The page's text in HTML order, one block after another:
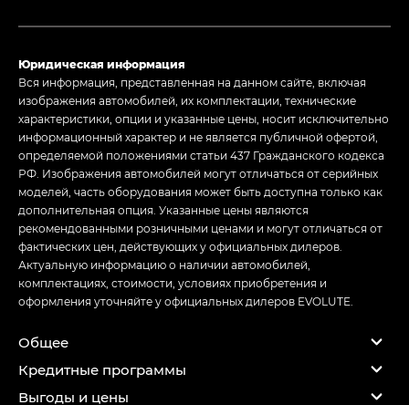
Юридическая информация
Вся информация, представленная на данном сайте, включая
изображения автомобилей, их комплектации, технические
характеристики, опции и указанные цены, носит исключительно
информационный характер и не является публичной офертой,
определяемой положениями статьи 437 Гражданского кодекса
РФ. Изображения автомобилей могут отличаться от серийных
моделей, часть оборудования может быть доступна только как
дополнительная опция. Указанные цены являются
рекомендованными розничными ценами и могут отличаться от
фактических цен, действующих у официальных дилеров.
Актуальную информацию о наличии автомобилей,
комплектациях, стоимости, условиях приобретения и
оформления уточняйте у официальных дилеров EVOLUTE.
Общее
Кредитные программы
Выгоды и цены